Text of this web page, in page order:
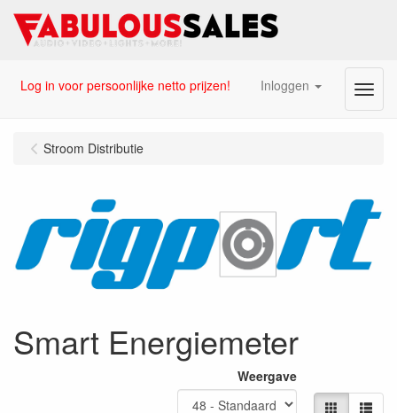
Log in voor persoonlijke netto prijzen! Inloggen Menu
Stroom Distributie
Smart Energiemeter
Weergave